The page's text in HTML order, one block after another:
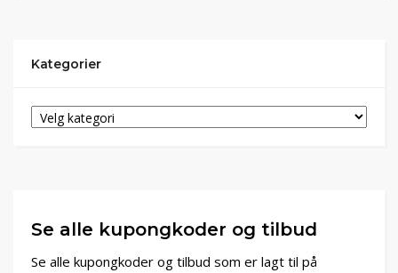
Kategorier
Se alle kupongkoder og tilbud
Se alle kupongkoder og tilbud som er lagt til på